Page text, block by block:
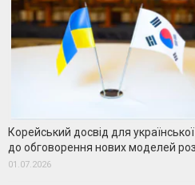
Корейський досвід для
до обговорення нових моделей
01.07.2026